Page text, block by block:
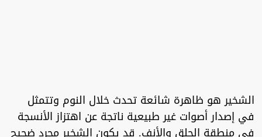
الشخير هو ظاهرة شائعة تحدث خلال النوم وتتمثل
في إصدار أصوات غير طبيعية ناتجة عن اهتزاز الأنسجة
في منطقة الحلق والأنف. قد يكون الشخير مجرد ضجيج